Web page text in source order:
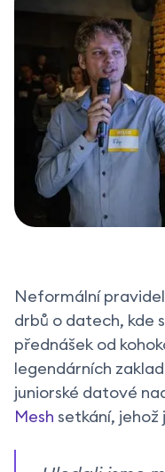
Neformální
drbů o datech, kde
přednášek od
legendárních
juniorské datové
Mesh setkání,